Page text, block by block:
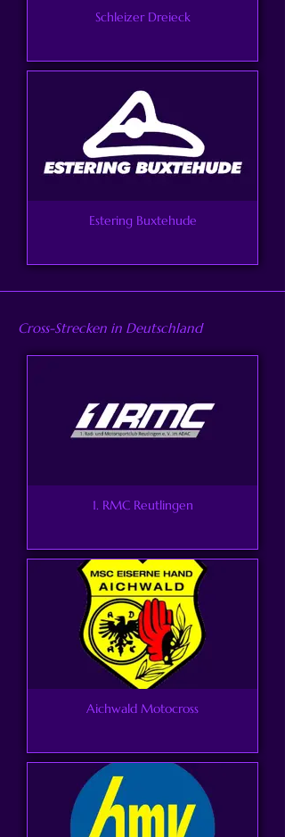
Schleizer Dreieck
Estering Buxtehude
Cross-Strecken in Deutschland
1. RMC Reutlingen
Aichwald Motocross